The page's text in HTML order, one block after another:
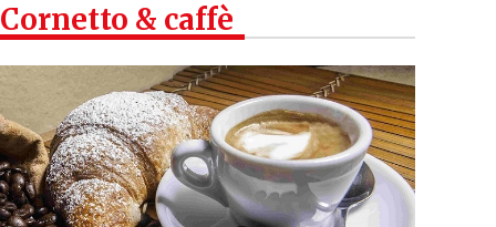
Cornetto & caffè